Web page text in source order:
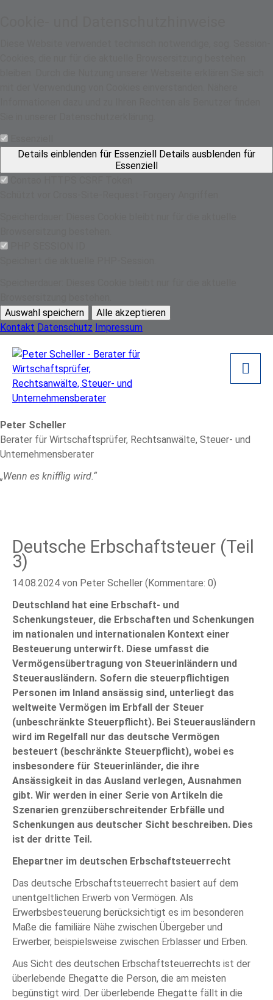
Details einblenden für Essenziell Details ausblenden für
Essenziell
Auswahl speichern
Alle akzeptieren
Kontakt Datenschutz Impressum
Peter Scheller
Berater für Wirtschaftsprüfer, Rechtsanwälte, Steuer- und
Unternehmensberater
„Wenn es knifflig wird.“
Deutsche Erbschaftsteuer (Teil
3)
14.08.2024 von Peter Scheller (Kommentare: 0)
Deutschland hat eine Erbschaft- und
Schenkungsteuer, die Erbschaften und Schenkungen
im nationalen und internationalen Kontext einer
Besteuerung unterwirft. Diese umfasst die
Vermögensübertragung von Steuerinländern und
Steuerausländern. Sofern die steuerpflichtigen
Personen im Inland ansässig sind, unterliegt das
weltweite Vermögen im Erbfall der Steuer
(unbeschränkte Steuerpflicht). Bei Steuerausländern
wird im Regelfall nur das deutsche Vermögen
besteuert (beschränkte Steuerpflicht), wobei es
insbesondere für Steuerinländer, die ihre
Ansässigkeit in das Ausland verlegen, Ausnahmen
gibt. Wir werden in einer Serie von Artikeln die
Szenarien grenzüberschreitender Erbfälle und
Schenkungen aus deutscher Sicht beschreiben. Dies
ist der dritte Teil.
Ehepartner im deutschen Erbschaftsteuerrecht
Das deutsche Erbschaftsteuerrecht basiert auf dem
unentgeltlichen Erwerb von Vermögen. Als
Erwerbsbesteuerung berücksichtigt es im besonderen
Maße die familiäre Nähe zwischen Übergeber und
Erwerber, beispielsweise zwischen Erblasser und Erben.
Aus Sicht des deutschen Erbschaftsteuerrechts ist der
überlebende Ehegatte die Person, die am meisten
begünstigt wird. Der überlebende Ehegatte fällt in die